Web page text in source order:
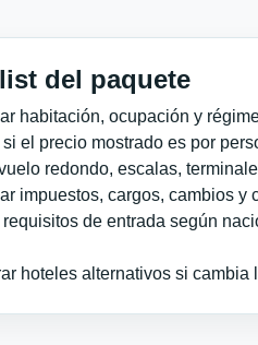
del paquete
habitación, ocupación y
el precio mostrado es por
redondo, escalas,
impuestos, cargos, cambios y
requisitos de entrada según
hoteles alternativos si cambia